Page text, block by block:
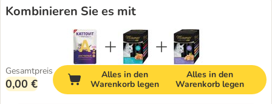
Kombinieren Sie es mit
Gesamtpreis
0,00 €
Alles in den
Warenkorb legen
Alles in den
Warenkorb legen